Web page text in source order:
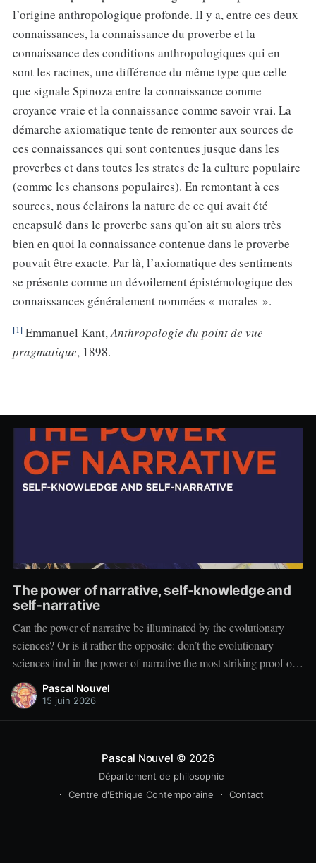
l’origine anthropologique profonde. Il y a, entre ces deux
connaissances, la connaissance du proverbe et la
connaissance des conditions anthropologiques qui en
sont les racines, une différence du même type que celle
que signale Spinoza entre la connaissance comme
croyance vraie et la connaissance comme savoir vrai. La
démarche axiomatique tente de remonter aux sources de
ces connaissances qui sont contenues jusque dans les
proverbes et dans toutes les strates de la culture populaire
(comme les chansons populaires). En remontant à ces
sources, nous éclairons la nature de ce qui avait été
encapsulé dans le proverbe sans qu’on ait su alors très
bien en quoi la connaissance contenue dans le proverbe
pouvait être exacte. Par là, l’axiomatique des sentiments
se présente comme un dévoilement épistémologique des
connaissances généralement nommées « morales ».
[1]Emmanuel Kant,Anthropologie du point de vue
pragmatique, 1898.
The power of narrative, self-knowledge and
self-narrative
Can the power of narrative be illuminated by the evolutionary
sciences? Or is it rather the opposite: don’t the evolutionary
sciences find in the power of narrative the most striking proof of
their explanatory limits? We will find this debate in France,
where it continued in the theses developed
Pascal Nouvel
15 juin 2026
Pascal Nouvel © 2026
Département de philosophie
Centre d'Ethique Contemporaine
Contact